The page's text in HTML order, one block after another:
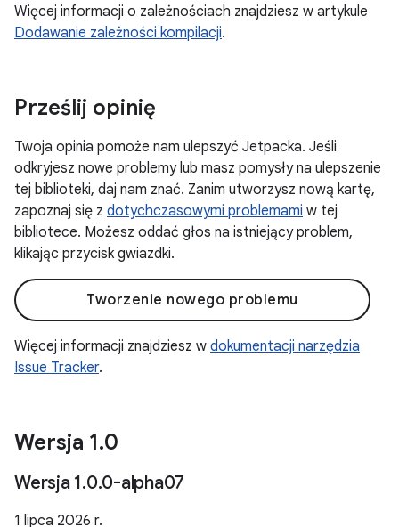
Więcej informacji o zależnościach znajdziesz w artykule
Dodawanie zależności kompilacji.
Prześlij opinię
Twoja opinia pomoże nam ulepszyć Jetpacka. Jeśli
odkryjesz nowe problemy lub masz pomysły na ulepszenie
tej biblioteki, daj nam znać. Zanim utworzysz nową kartę,
zapoznaj się z dotychczasowymi problemami w tej
bibliotece. Możesz oddać głos na istniejący problem,
klikając przycisk gwiazdki.
Tworzenie nowego problemu
Więcej informacji znajdziesz w dokumentacji narzędzia
Issue Tracker.
Wersja 1.0
Wersja 1.0.0-alpha07
1 lipca 2026 r.